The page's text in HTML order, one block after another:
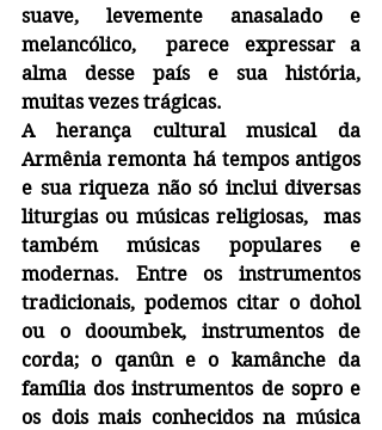
suave, levemente anasalado e
melancólico,  parece expressar a
alma desse país e sua história,
muitas vezes trágicas.
A herança cultural musical da
Armênia remonta há tempos antigos
e sua riqueza não só inclui diversas
liturgias ou músicas religiosas,  mas
também músicas populares e
modernas. Entre os instrumentos
tradicionais, podemos citar o dohol
ou o dooumbek, instrumentos de
corda; o qanûn e o kamânche da
família dos instrumentos de sopro e
os dois mais conhecidos na música